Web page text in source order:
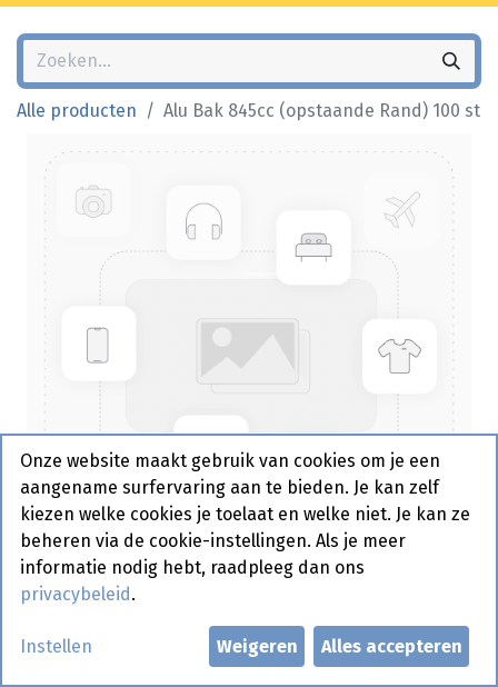
Alle producten Alu Bak 845cc (opstaande Rand) 100 st
Alu Bak 845cc (opstaande
Rand) 100 st
Onze website maakt gebruik van cookies om je een
aangename surfervaring aan te bieden. Je kan zelf
kiezen welke cookies je toelaat en welke niet. Je kan ze
beheren via de cookie-instellingen. Als je meer
informatie nodig hebt, raadpleeg dan ons
privacybeleid .
Instellen Weigeren Alles accepteren